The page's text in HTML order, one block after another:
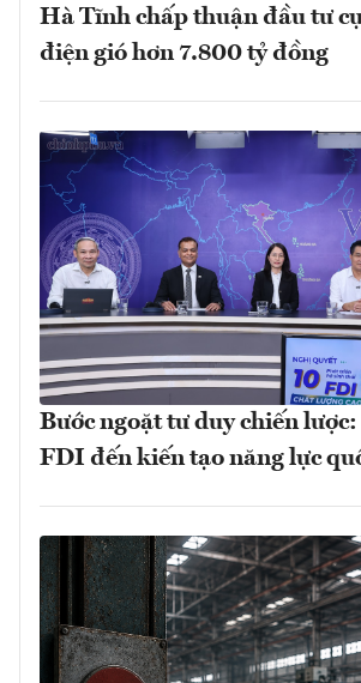
Hà Tĩnh chấp thuận đầu tư
điện gió hơn 7.800 tỷ đồng
Bước ngoặt tư duy chiến
FDI đến kiến tạo năng lực